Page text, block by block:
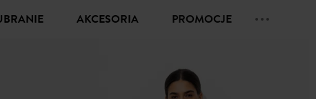
UBRANIE AKCESORIA PROMOCJE